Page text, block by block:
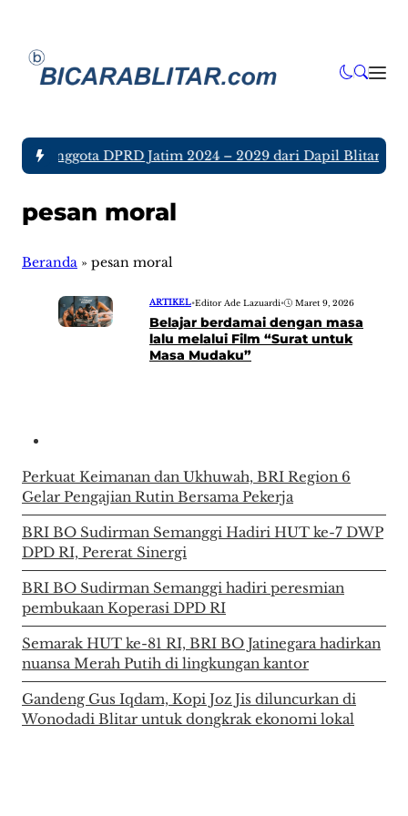
tujuh Anggota DPRD Jatim 2024 – 2029 dari Dapil Blitar dan
pesan moral
Beranda » pesan moral
ARTIKEL•Editor Ade Lazuardi• Maret 9, 2026
Belajar berdamai dengan masa
lalu melalui Film “Surat untuk
Masa Mudaku”
Perkuat Keimanan dan Ukhuwah, BRI Region 6
Gelar Pengajian Rutin Bersama Pekerja
BRI BO Sudirman Semanggi Hadiri HUT ke-7 DWP
DPD RI, Pererat Sinergi
BRI BO Sudirman Semanggi hadiri peresmian
pembukaan Koperasi DPD RI
Semarak HUT ke-81 RI, BRI BO Jatinegara hadirkan
nuansa Merah Putih di lingkungan kantor
Gandeng Gus Iqdam, Kopi Joz Jis diluncurkan di
Wonodadi Blitar untuk dongkrak ekonomi lokal